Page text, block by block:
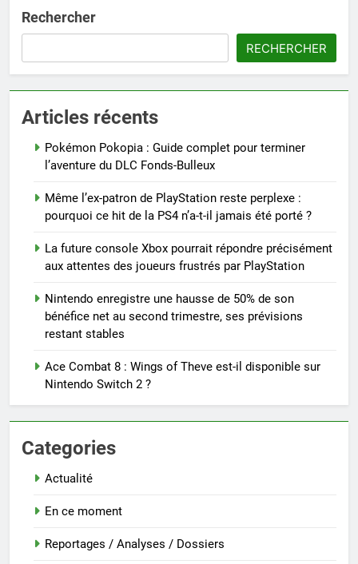
Rechercher
RECHERCHER
Articles récents
Pokémon Pokopia : Guide complet pour terminer
l’aventure du DLC Fonds-Bulleux
Même l’ex-patron de PlayStation reste perplexe :
pourquoi ce hit de la PS4 n’a-t-il jamais été porté ?
La future console Xbox pourrait répondre précisément
aux attentes des joueurs frustrés par PlayStation
Nintendo enregistre une hausse de 50% de son
bénéfice net au second trimestre, ses prévisions
restant stables
Ace Combat 8 : Wings of Theve est-il disponible sur
Nintendo Switch 2 ?
Categories
Actualité
En ce moment
Reportages / Analyses / Dossiers